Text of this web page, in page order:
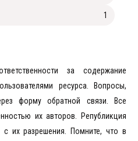
1
за содержание
ресурса. Вопросы,
форму обратной связи. Все
их авторов. Републикция
их разрешения. Помните, что в